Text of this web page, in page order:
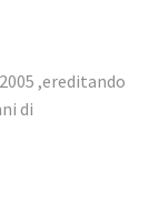
,ereditando
di